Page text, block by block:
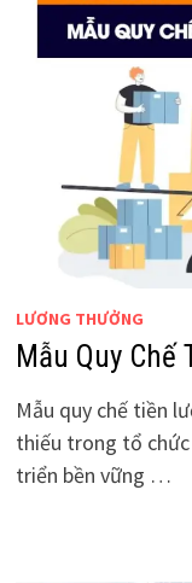
LƯƠNG THƯỞNG
Mẫu Quy
Mẫu quy chế tiền
thiếu trong tổ
triển bền vững …